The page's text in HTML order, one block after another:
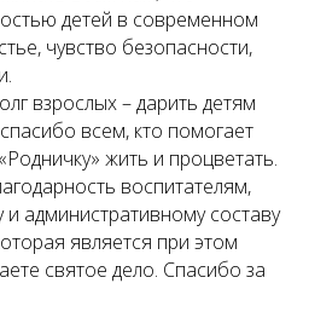
детей в современном
чувство безопасности,
взрослых – дарить детям
всем, кто помогает
жить и процветать.
воспитателям,
и административному составу
является при этом
святое дело. Спасибо за